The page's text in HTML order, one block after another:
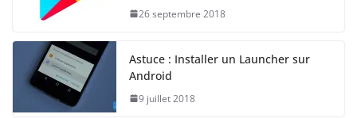
26 septembre 2018
Astuce : Installer un Launcher sur
Android
9 juillet 2018